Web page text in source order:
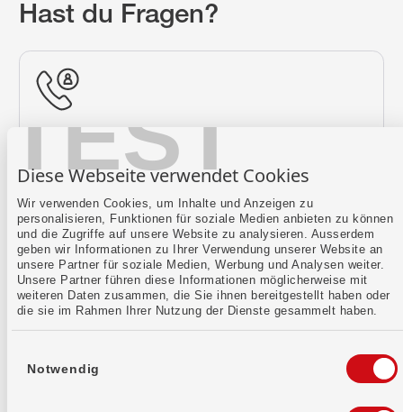
TEST
Diese Webseite verwendet Cookies
Wir verwenden Cookies, um Inhalte und Anzeigen zu
personalisieren, Funktionen für soziale Medien anbieten zu können
und die Zugriffe auf unsere Website zu analysieren. Ausserdem
geben wir Informationen zu Ihrer Verwendung unserer Website an
unsere Partner für soziale Medien, Werbung und Analysen weiter.
Unsere Partner führen diese Informationen möglicherweise mit
weiteren Daten zusammen, die Sie ihnen bereitgestellt haben oder
die sie im Rahmen Ihrer Nutzung der Dienste gesammelt haben.
Notwendig
Hast du Fragen?
0800 947 947
Rufe im Beratungszentrum an.
Anrufen
Standorte